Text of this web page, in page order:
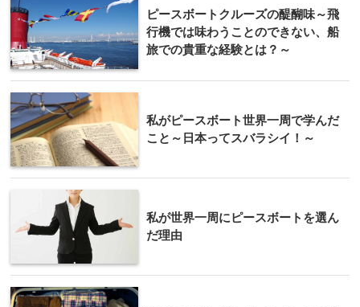
ピースボートクルーズの醍醐味～飛
行機では味わうことのできない、船
旅での貴重な経験とは？～
私がピースボート世界一周で学んだ
こと～日本ってスバラシイ！～
私が世界一周にピースボートを選ん
だ理由